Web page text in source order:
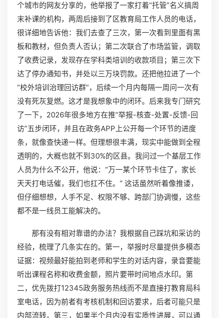
个城市的网友分享的，他举报了一家打着“托管”名义搞周
末补课的机构，两周后接到了区教育局工作人员的电话，
很详细地告诉他：我们去查了三次，第一次看到里面有黑
板和教材，但负责人否认；第二次联合了市场监管，调取
了收费记录，发现存在学科类培训的收款项目；第三次下
达了停办通知书，并处以三万块罚款。还把他拉进了一个
“校外培训治理回访群”，后续一个月内每隔一周问一次有
没有死灰复燃。这才是我想象中的闭环。后来我专门研究
了一下，2026年很多地方在推“举报-核查-处置-反馈-回
访”五步闭环，并且在政务APP上公开每一个环节的进度
条，就像查快递一样。但理想很丰满，现实中能做到全程
透明的，大概也就不到30%的区县。我问过一个基层工作
人员为什么不公开，他说：“万一某个环节卡住了，家长
天天打电话催，我们也扛不住。” 这话虽然听着像推诿，
但仔细想想，人手不足、权限不够、跨部门协调慢，这些
都不是一线员工能解决的。
那有没有相对靠谱的办法？我根据自己踩坑和采访的
经验，梳理了几条实在的。第一，举报时尽量提供多模态
证据：视频最好能拍到老师和学生的对话内容，录音要能
听出课程名称和收费金额，照片要带时间地点水印。第
二，优先拨打12345政务服务热线而不是直接打教育局科
室电话，因为前者有考核机制和回访要求，后者可能只是
内部流转。第三，如果半个月内没有实质性进展，可以通